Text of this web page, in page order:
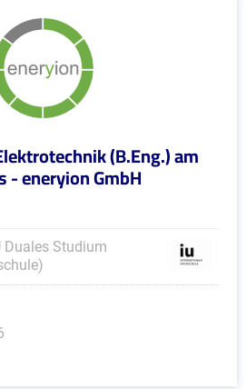
(B.Eng.) am
- eneryion GmbH
Duales Studium